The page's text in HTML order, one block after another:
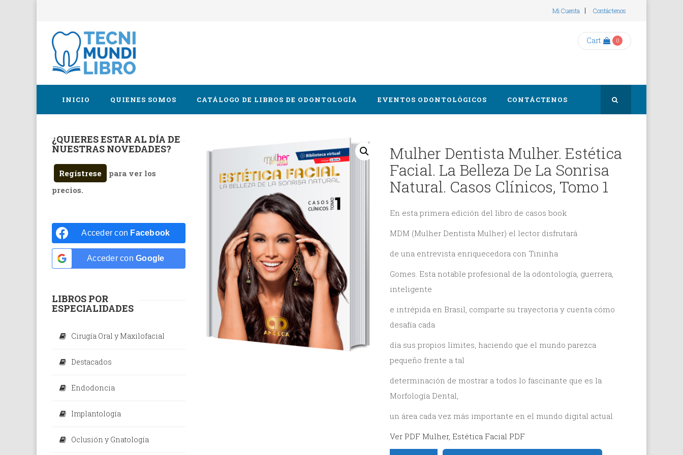
Mi Cuenta Contáctenos
Cart 0
INICIO QUIENES SOMOS CATÁLOGO DE LIBROS DE ODONTOLOGÍA
Cirugía Oral y Maxilofacial
Implantología
Oclusión y Gnatología
Odontología General
Odontopediatría
Ortodoncia y Ortopedia
Periodoncia
Rehabilitación Oral y Estética
Radiología y Tomografía
EVENTOS ODONTOLÓGICOS CONTÁCTENOS
Mulher Dentista Mulher. Estética
Facial. La Belleza De La Sonrisa
Natural. Casos Clínicos, Tomo 1
En esta primera edición del libro de casos book
MDM (Mulher Dentista Mulher) el lector disfrutará
de una entrevista enriquecedora con Tininha
Gomes. Esta notable profesional de la odontología, guerrera,
inteligente
e intrépida en Brasil, comparte su trayectoria y cuenta cómo
desafía cada
día sus propios límites, haciendo que el mundo parezca
pequeño frente a tal
determinación de mostrar a todos lo fascinante que es la
Morfología Dental,
un área cada vez más importante en el mundo digital actual.
Ver PDF Mulher, Estética Facial PDF
¿QUIERES ESTAR AL DÍA DE
NUESTRAS NOVEDADES?
Regístrese
para ver los
precios.
Acceder con Facebook
Acceder con Google
LIBROS POR
ESPECIALIDADES
Cirugía Oral y Maxilofacial
Destacados
Endodoncia
Implantología
Oclusión y Gnatología